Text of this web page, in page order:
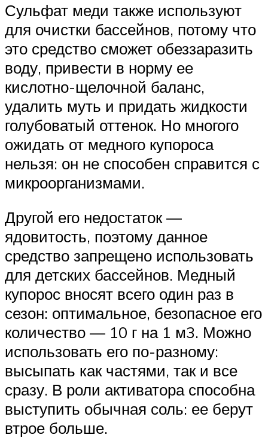
Сульфат меди также используют
для очистки бассейнов, потому что
это средство сможет обеззаразить
воду, привести в норму ее
кислотно-щелочной баланс,
удалить муть и придать жидкости
голубоватый оттенок. Но многого
ожидать от медного купороса
нельзя: он не способен справится с
микроорганизмами.
Другой его недостаток —
ядовитость, поэтому данное
средство запрещено использовать
для детских бассейнов. Медный
купорос вносят всего один раз в
сезон: оптимальное, безопасное его
количество — 10 г на 1 м3. Можно
использовать его по-разному:
высыпать как частями, так и все
сразу. В роли активатора способна
выступить обычная соль: ее берут
втрое больше.